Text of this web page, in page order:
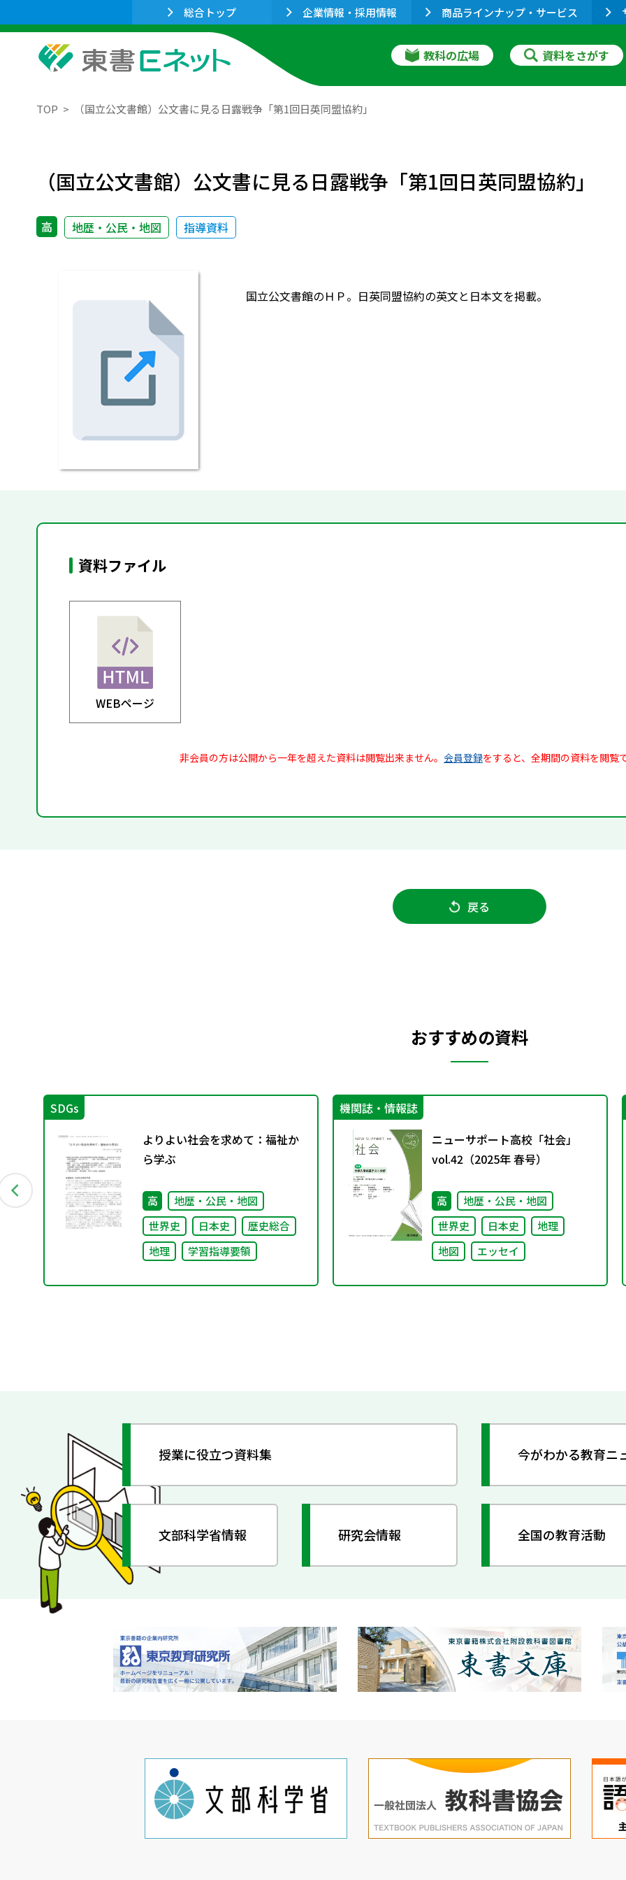
総合トップ 企業情報・採用情報 商品ラインナップ・サービス
教科の広場 資料をさがす
TOP （国立公文書館）公文書に見る日露戦争「第1回日英同盟協約」
（国立公文書館）公文書に見る日露戦争「第1回日英同盟協約」
高 地歴・公民・地図 指導資料
国立公文書館のＨＰ。日英同盟協約の英文と日本文を掲載。
資料ファイル
WEBページ
非会員の方は公開から一年を超えた資料は閲覧出来ません。 会員登録をすると、全期間の資料を閲覧
戻る
おすすめの資料
SDGs
よりよい社会を求めて：福祉か
ら学ぶ
高
地歴・公民・地図
世界史
日本史
歴史総合
地理
学習指導要領
機関誌・情報誌
ニューサポート高校「社会」
vol.42（2025年 春号）
高
地歴・公民・地図
世界史
日本史
地理
地図
エッセイ
授業に役立つ資料集 今がわかる教育ニ
文部科学省情報 研究会情報 全国の教育活動